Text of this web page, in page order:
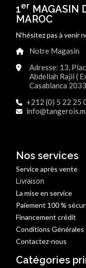
1er MAGASIN
MAROC
N'hésitez pas à venir
Notre Magasin
Adresse: 13,
Abdellah Rajii (
Casablanca
+212 (0) 5 22 25
Nos services
Service après vente
Livraison
La mise en service
Paiement 100 %
Financement crédit
Conditions
Contactez-nous
Catégories